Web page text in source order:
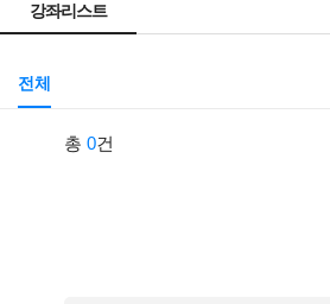
강좌리스트
전체
총 0건